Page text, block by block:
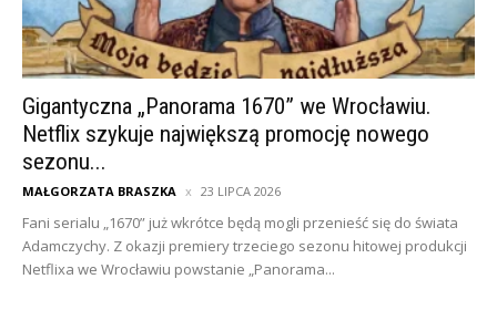
Gigantyczna „Panorama 1670” we Wrocławiu.
Netflix szykuje największą promocję nowego
sezonu...
MAŁGORZATA BRASZKA 23 LIPCA 2026
Fani serialu „1670” już wkrótce będą mogli przenieść się do świata
Adamczychy. Z okazji premiery trzeciego sezonu hitowej produkcji
Netflixa we Wrocławiu powstanie „Panorama...